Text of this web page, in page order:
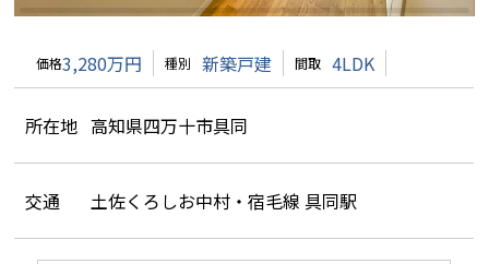
価格3,280万円 種別 新築戸建 間取 4LDK
所在地 高知県四万十市具同
交通 土佐くろしお中村・宿毛線 具同駅